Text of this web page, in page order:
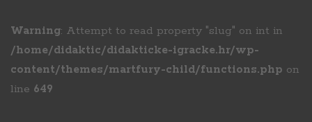
Warning: Attempt to read property "slug" on int in
/home/didaktic/didakticke-igracke.hr/wp-
content/themes/martfury-child/functions.php on
line 649